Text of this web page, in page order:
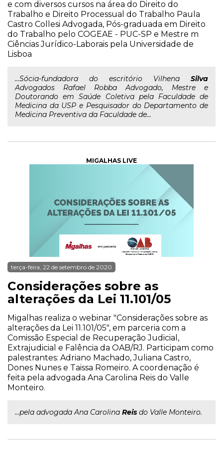
e com diversos cursos na área do Direito do
Trabalho e Direito Processual do Trabalho Paula
Castro Collesi Advogada, Pós-graduada em Direito
do Trabalho pelo COGEAE - PUC-SP e Mestre m
Ciências Jurídico-Laborais pela Universidade de
Lisboa
...Sócia-fundadora do escritório Vilhena Silva
Advogados Rafael Robba Advogado, Mestre e
Doutorando em Saúde Coletiva pela Faculdade de
Medicina da USP e Pesquisador do Departamento de
Medicina Preventiva da Faculdade de...
MIGALHAS LIVE
terça-feira, 22 de setembro de 2020
Considerações sobre as
alterações da Lei 11.101/05
Migalhas realiza o webinar "Considerações sobre as
alterações da Lei 11.101/05", em parceria com a
Comissão Especial de Recuperação Judicial,
Extrajudicial e Falência da OAB/RJ. Participam como
palestrantes: Adriano Machado, Juliana Castro,
Dones Nunes e Taissa Romeiro. A coordenação é
feita pela advogada Ana Carolina Reis do Valle
Monteiro.
...pela advogada Ana Carolina Reis do Valle Monteiro.